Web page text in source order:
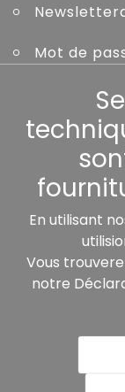
Mot de
Nos partenaires:
* Tous les prix
livraison, sauf
En utilisant
Vous
notre